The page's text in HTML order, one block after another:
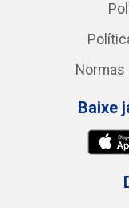
Normas
Baixe